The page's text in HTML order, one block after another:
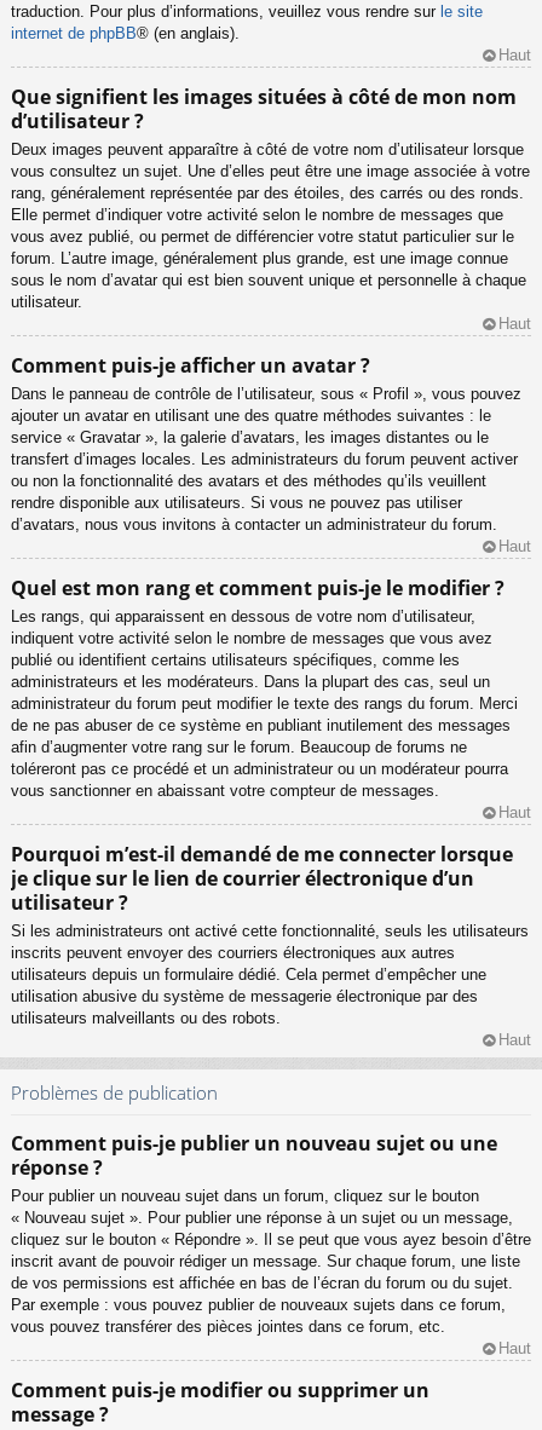
traduction. Pour plus d’informations, veuillez vous rendre sur le site
internet de phpBB® (en anglais).
Haut
Que signifient les images situées à côté de mon nom
d’utilisateur ?
Deux images peuvent apparaître à côté de votre nom d’utilisateur lorsque
vous consultez un sujet. Une d’elles peut être une image associée à votre
rang, généralement représentée par des étoiles, des carrés ou des ronds.
Elle permet d’indiquer votre activité selon le nombre de messages que
vous avez publié, ou permet de différencier votre statut particulier sur le
forum. L’autre image, généralement plus grande, est une image connue
sous le nom d’avatar qui est bien souvent unique et personnelle à chaque
utilisateur.
Haut
Comment puis-je afficher un avatar ?
Dans le panneau de contrôle de l’utilisateur, sous « Profil », vous pouvez
ajouter un avatar en utilisant une des quatre méthodes suivantes : le
service « Gravatar », la galerie d’avatars, les images distantes ou le
transfert d’images locales. Les administrateurs du forum peuvent activer
ou non la fonctionnalité des avatars et des méthodes qu’ils veuillent
rendre disponible aux utilisateurs. Si vous ne pouvez pas utiliser
d’avatars, nous vous invitons à contacter un administrateur du forum.
Haut
Quel est mon rang et comment puis-je le modifier ?
Les rangs, qui apparaissent en dessous de votre nom d’utilisateur,
indiquent votre activité selon le nombre de messages que vous avez
publié ou identifient certains utilisateurs spécifiques, comme les
administrateurs et les modérateurs. Dans la plupart des cas, seul un
administrateur du forum peut modifier le texte des rangs du forum. Merci
de ne pas abuser de ce système en publiant inutilement des messages
afin d’augmenter votre rang sur le forum. Beaucoup de forums ne
toléreront pas ce procédé et un administrateur ou un modérateur pourra
vous sanctionner en abaissant votre compteur de messages.
Haut
Pourquoi m’est-il demandé de me connecter lorsque
je clique sur le lien de courrier électronique d’un
utilisateur ?
Si les administrateurs ont activé cette fonctionnalité, seuls les utilisateurs
inscrits peuvent envoyer des courriers électroniques aux autres
utilisateurs depuis un formulaire dédié. Cela permet d’empêcher une
utilisation abusive du système de messagerie électronique par des
utilisateurs malveillants ou des robots.
Haut
Problèmes de publication
Comment puis-je publier un nouveau sujet ou une
réponse ?
Pour publier un nouveau sujet dans un forum, cliquez sur le bouton
« Nouveau sujet ». Pour publier une réponse à un sujet ou un message,
cliquez sur le bouton « Répondre ». Il se peut que vous ayez besoin d’être
inscrit avant de pouvoir rédiger un message. Sur chaque forum, une liste
de vos permissions est affichée en bas de l’écran du forum ou du sujet.
Par exemple : vous pouvez publier de nouveaux sujets dans ce forum,
vous pouvez transférer des pièces jointes dans ce forum, etc.
Haut
Comment puis-je modifier ou supprimer un
message ?